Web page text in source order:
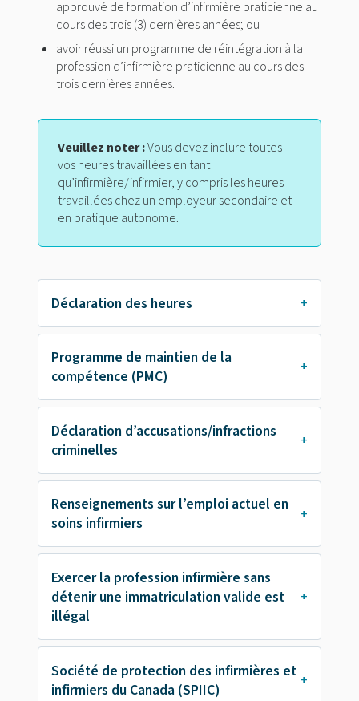
approuvé de formation d’infirmière praticienne au
cours des trois (3) dernières années; ou
avoir réussi un programme de réintégration à la
profession d’infirmière praticienne au cours des
trois dernières années.
Veuillez noter :Vous devez inclure toutes
vos heures travaillées en tant
qu’infirmière/infirmier, y compris les heures
travaillées chez un employeur secondaire et
en pratique autonome.
Déclaration des heures
Programme de maintien de la
compétence (PMC)
Déclaration d’accusations/infractions
criminelles
Renseignements sur l’emploi actuel en
soins infirmiers
Exercer la profession infirmière sans
détenir une immatriculation valide est
illégal
Société de protection des infirmières et
infirmiers du Canada (SPIIC)